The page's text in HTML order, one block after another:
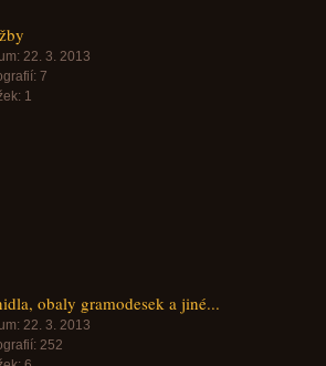
22. 3. 2013
7
1
obaly gramodesek a jiné...
22. 3. 2013
252